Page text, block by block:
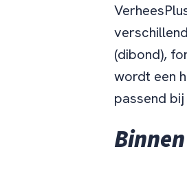
(dibond),
wordt een
passend